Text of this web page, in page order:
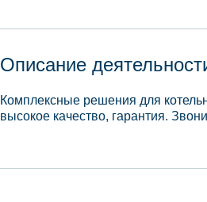
Описание
Комплексные решения для
высокое качество, гарантия.